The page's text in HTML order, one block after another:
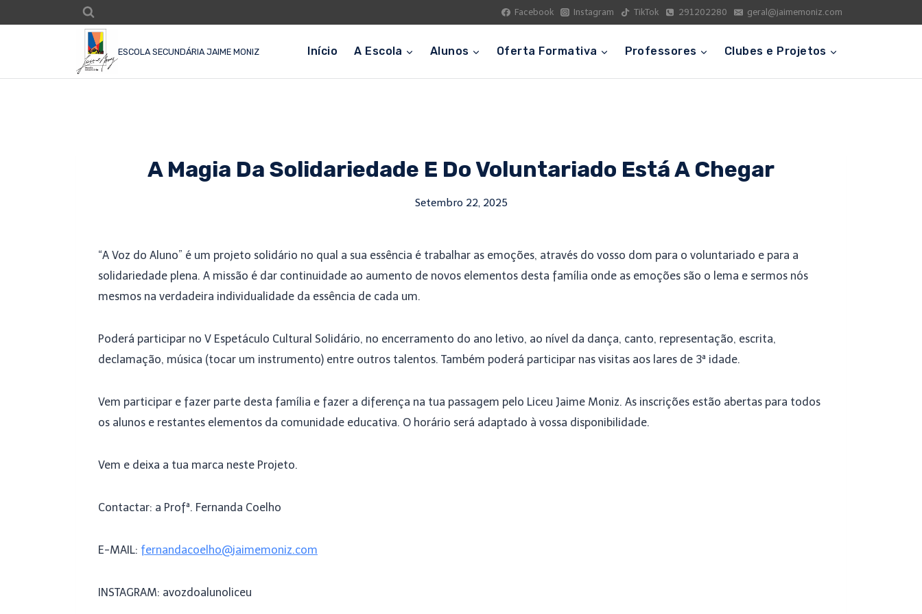
Facebook Instagram TikTok 291202280 geral@jaimemoniz.com
ESCOLA SECUNDÁRIA JAIME MONIZ Início A Escola Alunos Oferta Formativa Professores Clubes e Projetos
A Magia Da Solidariedade E Do Voluntariado Está A Chegar
Setembro 22, 2025
“A Voz do Aluno” é um projeto solidário no qual a sua essência é trabalhar as emoções, através do vosso dom para o voluntariado e para a
solidariedade plena. A missão é dar continuidade ao aumento de novos elementos desta família onde as emoções são o lema e sermos nós
mesmos na verdadeira individualidade da essência de cada um.
Poderá participar no V Espetáculo Cultural Solidário, no encerramento do ano letivo, ao nível da dança, canto, representação, escrita,
declamação, música (tocar um instrumento) entre outros talentos. Também poderá participar nas visitas aos lares de 3ª idade.
Vem participar e fazer parte desta família e fazer a diferença na tua passagem pelo Liceu Jaime Moniz. As inscrições estão abertas para todos
os alunos e restantes elementos da comunidade educativa. O horário será adaptado à vossa disponibilidade.
Vem e deixa a tua marca neste Projeto.
Contactar: a Profª. Fernanda Coelho
E-MAIL: fernandacoelho@jaimemoniz.com
INSTAGRAM: avozdoalunoliceu